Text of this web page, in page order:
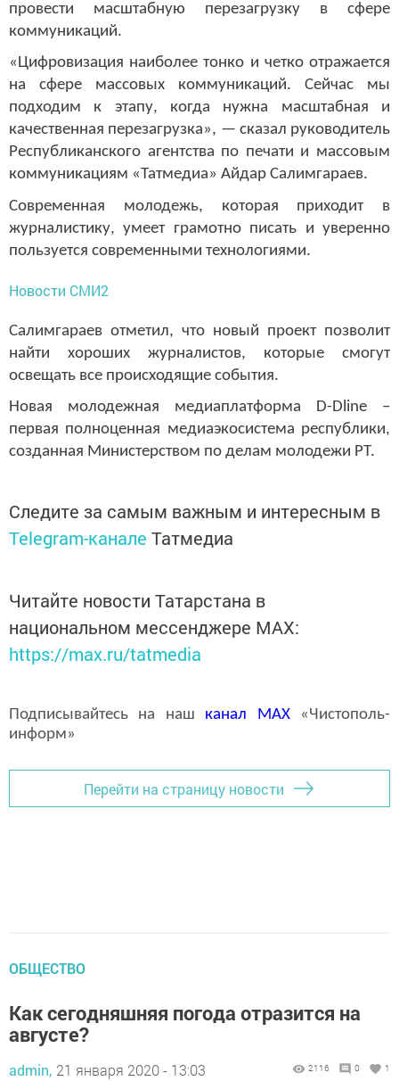
провести масштабную перезагрузку в сфере
коммуникаций.
«Цифровизация наиболее тонко и четко отражается
на сфере массовых коммуникаций. Сейчас мы
подходим к этапу, когда нужна масштабная и
качественная перезагрузка», — сказал руководитель
Республиканского агентства по печати и массовым
коммуникациям «Татмедиа» Айдар Салимгараев.
Современная молодежь, которая приходит в
журналистику, умеет грамотно писать и уверенно
пользуется современными технологиями.
Новости СМИ2
Салимгараев отметил, что новый проект позволит
найти хороших журналистов, которые смогут
освещать все происходящие события.
Новая молодежная медиаплатформа D-Dline –
первая полноценная медиаэкосистема республики,
созданная Министерством по делам молодежи РТ.
Следите за самым важным и интересным в
Telegram-канале Татмедиа
Читайте новости Татарстана в
национальном мессенджере MАХ:
https://max.ru/tatmedia
Подписывайтесь на наш канал MAX«Чистополь-
информ»
Перейти на страницу новости
ОБЩЕСТВО
Как сегодняшняя погода отразится на
августе?
admin, 21 января 2020 - 13:03 2116 0 1